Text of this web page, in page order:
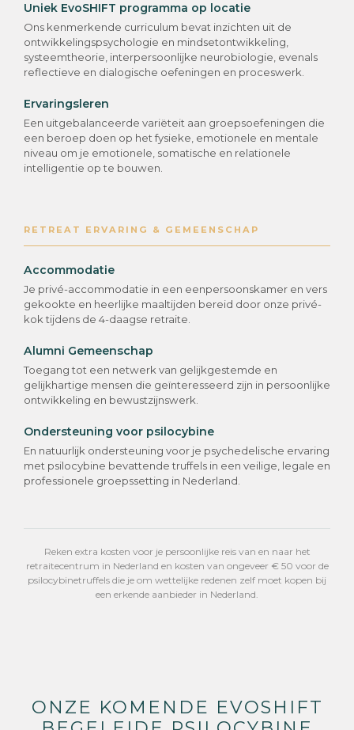
Uniek EvoSHIFT programma op locatie
Ons kenmerkende curriculum bevat inzichten uit de
ontwikkelingspsychologie en mindsetontwikkeling,
systeemtheorie, interpersoonlijke neurobiologie, evenals
reflectieve en dialogische oefeningen en proceswerk.
Ervaringsleren
Een uitgebalanceerde variëteit aan groepsoefeningen die
een beroep doen op het fysieke, emotionele en mentale
niveau om je emotionele, somatische en relationele
intelligentie op te bouwen.
RETREAT ERVARING & GEMEENSCHAP
Accommodatie
Je privé-accommodatie in een eenpersoonskamer en vers
gekookte en heerlijke maaltijden bereid door onze privé-
kok tijdens de 4-daagse retraite.
Alumni Gemeenschap
Toegang tot een netwerk van gelijkgestemde en
gelijkhartige mensen die geïnteresseerd zijn in persoonlijke
ontwikkeling en bewustzijnswerk.
Ondersteuning voor psilocybine
En natuurlijk ondersteuning voor je psychedelische ervaring
met psilocybine bevattende truffels in een veilige, legale en
professionele groepssetting in Nederland.
Reken extra kosten voor je persoonlijke reis van en naar het
retraitecentrum in Nederland en kosten van ongeveer € 50 voor de
psilocybinetruffels die je om wettelijke redenen zelf moet kopen bij
een erkende aanbieder in Nederland.
ONZE KOMENDE EVOSHIFT